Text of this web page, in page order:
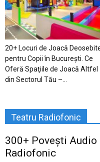
20+ Locuri de Joacă
pentru Copii în Bucureşti. Ce
Oferă Spaţiile de Joacă Altfel
din Sectorul Tău –...
Teatru Radiofonic
300+ Povești Audio
Radiofonic